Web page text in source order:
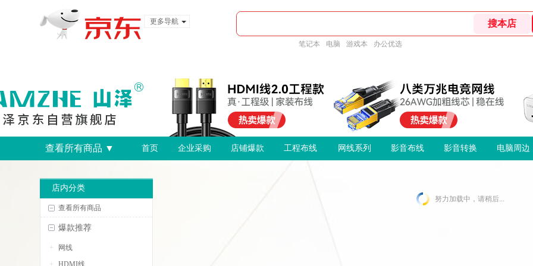
更多导航
笔记本 电脑 游戏本 办公优选
查看所有商品 ▼ 首页 店铺爆款 工程布线 网线系列 影音布线 影音转换 电脑周边
企业采购
店内分类
查看所有商品
爆款推荐
网线
HDMI线
努力加载中，请稍后...